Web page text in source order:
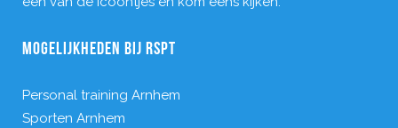
MOGELIJKHEDEN BIJ RSPT
Personal training Arnhem
Sporten Arnhem